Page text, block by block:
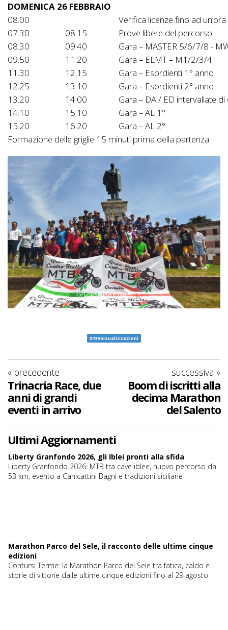
DOMENICA 26 FEBBRAIO
08.00
Verifica licenze fino ad
07.30
08.15
Prove libere del percorso
08.30
09.40
Gara – MASTER 5/6/7/8 -
09.50
11.20
Gara – ELMT – M1/2/3/4
11.30
12.15
Gara – Esordienti 1° anno
12.25
13.10
Gara – Esordienti 2° anno
13.20
14.00
Gara – DA / ED intervallate
14.10
15.10
Gara – AL 1°
15.20
16.20
Gara – AL 2°
Formazione delle griglie 15 minuti prima della partenza
9739 visualizzazioni
« precedente
Trinacria Race, due
anni di grandi
eventi in arrivo
successiva »
Boom di iscritti alla
decima Marathon
del Salento
Ultimi Aggiornamenti
Liberty Granfondo 2026, gli Iblei pronti alla sfida
Liberty Granfondo 2026: MTB tra cave iblee, nuovo percorso da
53 km, evento a Canicattini Bagni e tradizioni siciliane
Marathon Parco del Sele, il racconto delle ultime cinque
edizioni
Contursi Terme: la Marathon Parco del Sele tra fatica, caldo e
storie di vittorie dalle ultime cinque edizioni fino al 29 agosto